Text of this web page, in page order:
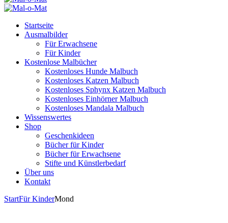
Startseite
Ausmalbilder
Für Erwachsene
Für Kinder
Kostenlose Malbücher
Kostenloses Hunde Malbuch
Kostenloses Katzen Malbuch
Kostenloses Sphynx Katzen Malbuch
Kostenloses Einhörner Malbuch
Kostenloses Mandala Malbuch
Wissenswertes
Shop
Geschenkideen
Bücher für Kinder
Bücher für Erwachsene
Stifte und Künstlerbedarf
Über uns
Kontakt
StartFür KinderMond